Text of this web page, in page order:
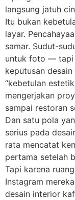
langsung jatuh
Itu bukan
layar.
samar. Sudut-
untuk foto — tapi
keputusan
“kebetulan
mengerjakan
sampai restoran
Dan satu pola
serius pada
rata mencatat
pertama setelah
Tapi karena
Instagram
desain interior